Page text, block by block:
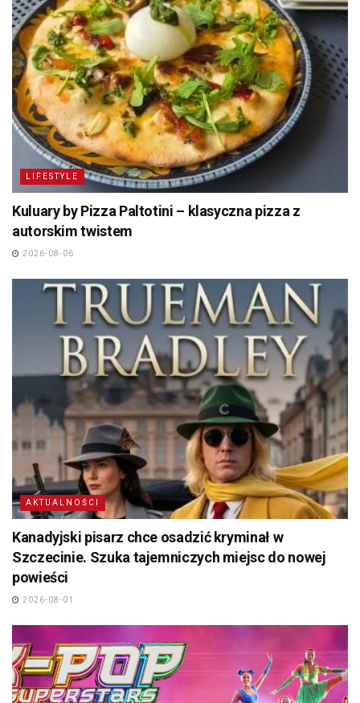
LIFESTYLE
Kuluary by Pizza Paltotini – klasyczna pizza z
autorskim twistem
2026-08-06
AKTUALNOŚCI
Kanadyjski pisarz chce osadzić kryminał w
Szczecinie. Szuka tajemniczych miejsc do nowej
powieści
2026-08-01